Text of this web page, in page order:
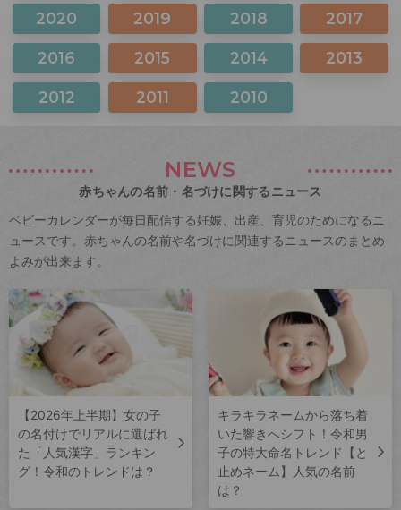
2020 2019 2018 2017
2016 2015 2014 2013
2012 2011 2010
NEWS
赤ちゃんの名前・名づけに関するニュース
ベビーカレンダーが毎日配信する妊娠、出産、育児のためになるニ
ュースです。赤ちゃんの名前や名づけに関連するニュースのまとめ
よみが出来ます。
【2026年上半期】女の子
の名付けでリアルに選ばれ
た「人気漢字」ランキン
グ！令和のトレンドは？
キラキラネームから落ち着
いた響きへシフト！令和男
子の特大命名トレンド【と
止めネーム】人気の名前
は？